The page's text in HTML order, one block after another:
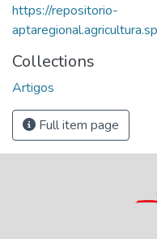
https://repositorio-
Collections
Artigos
Full item page